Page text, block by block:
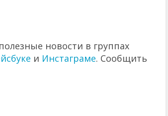
новости в группах
и Инстаграме. Сообщить